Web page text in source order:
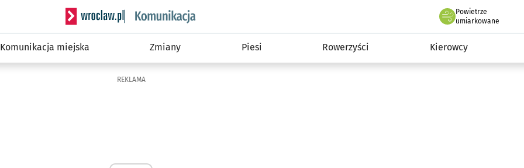
Serwis informacyjny wroclaw.pl podserwis: Komunikacja
Powietrze
we Wrocławiu
umiarkowane
Komunikacja miejska Zmiany Piesi Rowerzyści Kierowcy
REKLAMA